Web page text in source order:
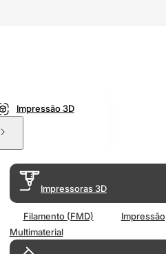
Impressão 3D
Impressoras 3D
Filamento (FMD)
Impressão
Multimaterial